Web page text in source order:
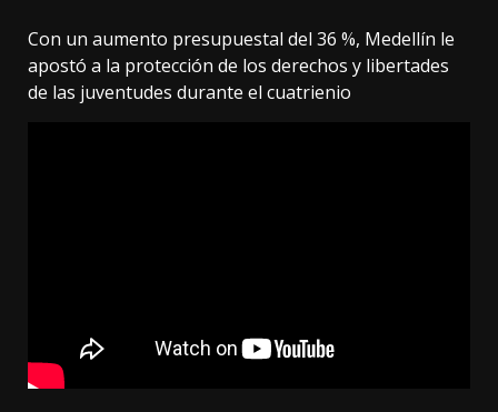
Con un aumento presupuestal del 36 %, Medellín le
apostó a la protección de los derechos y libertades
de las juventudes durante el cuatrienio